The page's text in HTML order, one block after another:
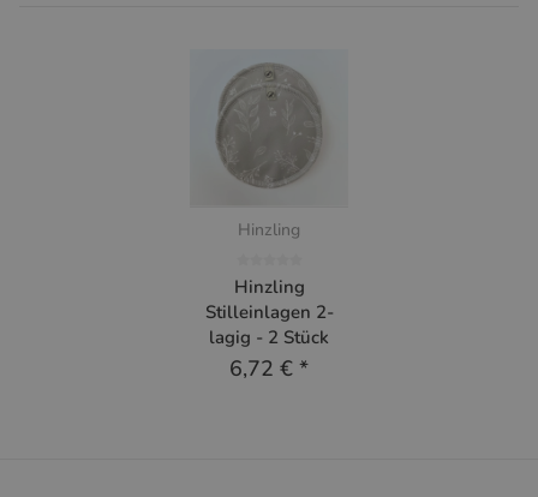
Hinzling
Hinzling
Stilleinlagen 2-
lagig - 2 Stück
6,72 € *